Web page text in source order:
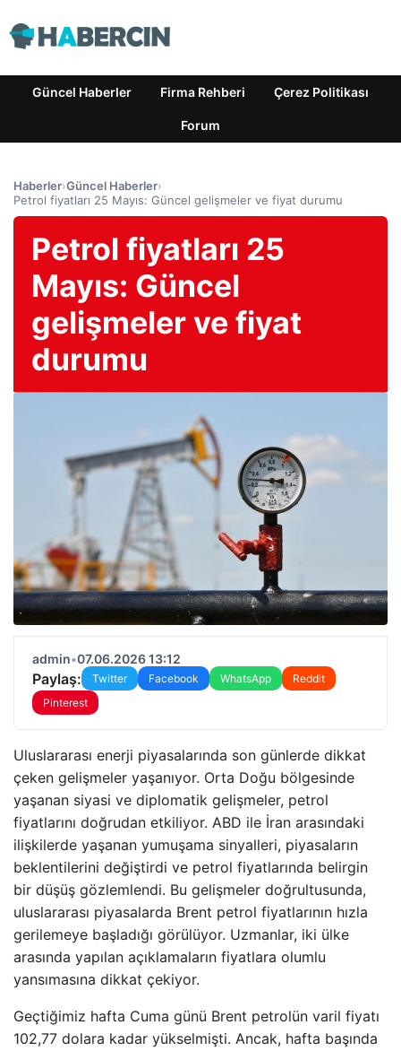
Güncel Haberler Firma Rehberi Çerez Politikası
Forum
Haberler›Güncel Haberler›
Petrol fiyatları 25 Mayıs: Güncel gelişmeler ve fiyat durumu
Petrol fiyatları 25
Mayıs: Güncel
gelişmeler ve fiyat
durumu
admin•07.06.2026 13:12
Paylaş: Twitter Facebook WhatsApp
Reddit
Pinterest
Uluslararası enerji piyasalarında son günlerde dikkat
çeken gelişmeler yaşanıyor. Orta Doğu bölgesinde
yaşanan siyasi ve diplomatik gelişmeler, petrol
fiyatlarını doğrudan etkiliyor. ABD ile İran arasındaki
ilişkilerde yaşanan yumuşama sinyalleri, piyasaların
beklentilerini değiştirdi ve petrol fiyatlarında belirgin
bir düşüş gözlemlendi. Bu gelişmeler doğrultusunda,
uluslararası piyasalarda Brent petrol fiyatlarının hızla
gerilemeye başladığı görülüyor. Uzmanlar, iki ülke
arasında yapılan açıklamaların fiyatlara olumlu
yansımasına dikkat çekiyor.
Geçtiğimiz hafta Cuma günü Brent petrolün varil fiyatı
102,77 dolara kadar yükselmişti. Ancak, hafta başında